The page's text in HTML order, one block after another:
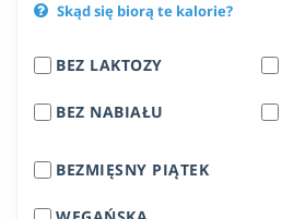
Skąd się biorą te kalorie?
BEZ LAKTOZY
BEZ NABIAŁU
BEZMIĘSNY PIĄTEK